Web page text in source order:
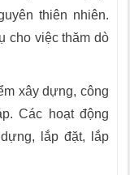
thiên nhiên.
cho việc thăm dò
xây dựng, công
Các hoạt động
lắp đặt, lắp